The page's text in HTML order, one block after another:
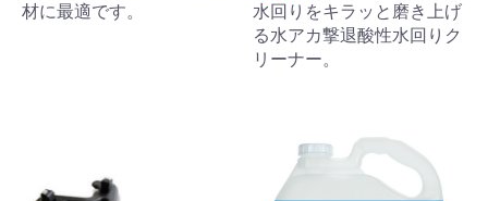
材に最適です。
水回りをキラッと磨き上げ
る水アカ撃退酸性水回りク
リーナー。